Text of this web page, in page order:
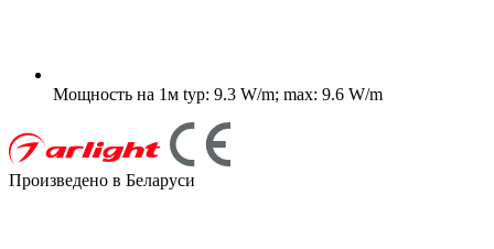
Мощность на 1м typ: 9.3 W/m; max: 9.6 W/m
Произведено в Беларуси